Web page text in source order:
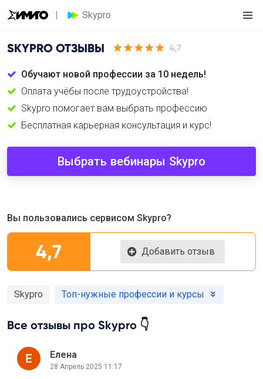
Skypro
SKYPRO ОТЗЫВЫ 4,7
Обучают новой профессии за 10 недель!
Оплата учёбы после трудоустройства!
Skypro помогает вам выбрать профессию
Бесплатная карьерная консультация и курс!
Выбрать вебинары Skypro
Вы пользовались сервисом Skypro?
4,7 Добавить отзыв
Skypro Топ-нужные профессии и курсы
Все отзывы про Skypro 👇
Елена
28 Апрель 2025 11:17